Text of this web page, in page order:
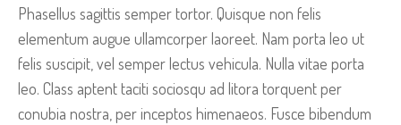
Phasellus sagittis semper tortor. Quisque non felis
elementum augue ullamcorper laoreet. Nam porta leo ut
felis suscipit, vel semper lectus vehicula. Nulla vitae porta
leo. Class aptent taciti sociosqu ad litora torquent per
conubia nostra, per inceptos himenaeos. Fusce bibendum